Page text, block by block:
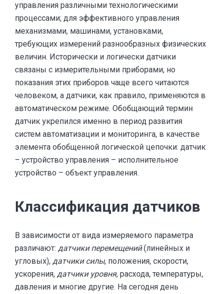
управления различными технологическими
процессами; для эффективного управления
механизмами, машинами, установками,
требующих измерений разнообразных физических
величин. Исторически и логически датчики
связаны с измерительными приборами, но
показания этих приборов чаще всего читаются
человеком, а датчики, как правило, применяются в
автоматическом режиме. Обобщающий термин
датчик укрепился именно в период развития
систем автоматизации и мониторинга, в качестве
элемента обобщенной логической цепочки: датчик
– устройство управления – исполнительное
устройство – объект управления.
Классификация датчиков
В зависимости от вида измеряемого параметра
различают: датчики перемещений(линейных и
угловых), датчики силы, положения, скорости,
ускорения, датчики уровня, расхода, температуры,
давления и многие другие. На сегодня день